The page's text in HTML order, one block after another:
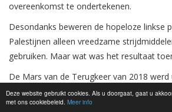
Deze website gebruikt cookies. Als u doorgaat, gaat u
met ons cookiebeleid. Meer info
overeenkomst te ondertekenen.
Desondanks beweren de hopeloze linkse
Palestijnen alleen vreedzame
gebruiken. Maar wat was het resultaat
De Mars van de Terugkeer van 2018
ongewapende burgers. Het Israëlische
munitie, waarbij honderden mensen om